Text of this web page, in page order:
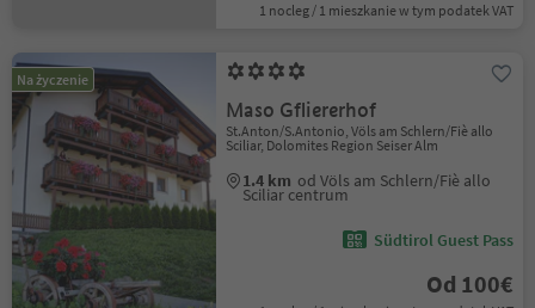
1 nocleg / 1 mieszkanie w tym podatek VAT
Na życzenie
Maso Gfliererhof
St.Anton/S.Antonio, Völs am Schlern/Fiè allo
Sciliar, Dolomites Region Seiser Alm
1.4 km od Völs am Schlern/Fiè allo
Sciliar centrum
Südtirol Guest Pass
Od 100€